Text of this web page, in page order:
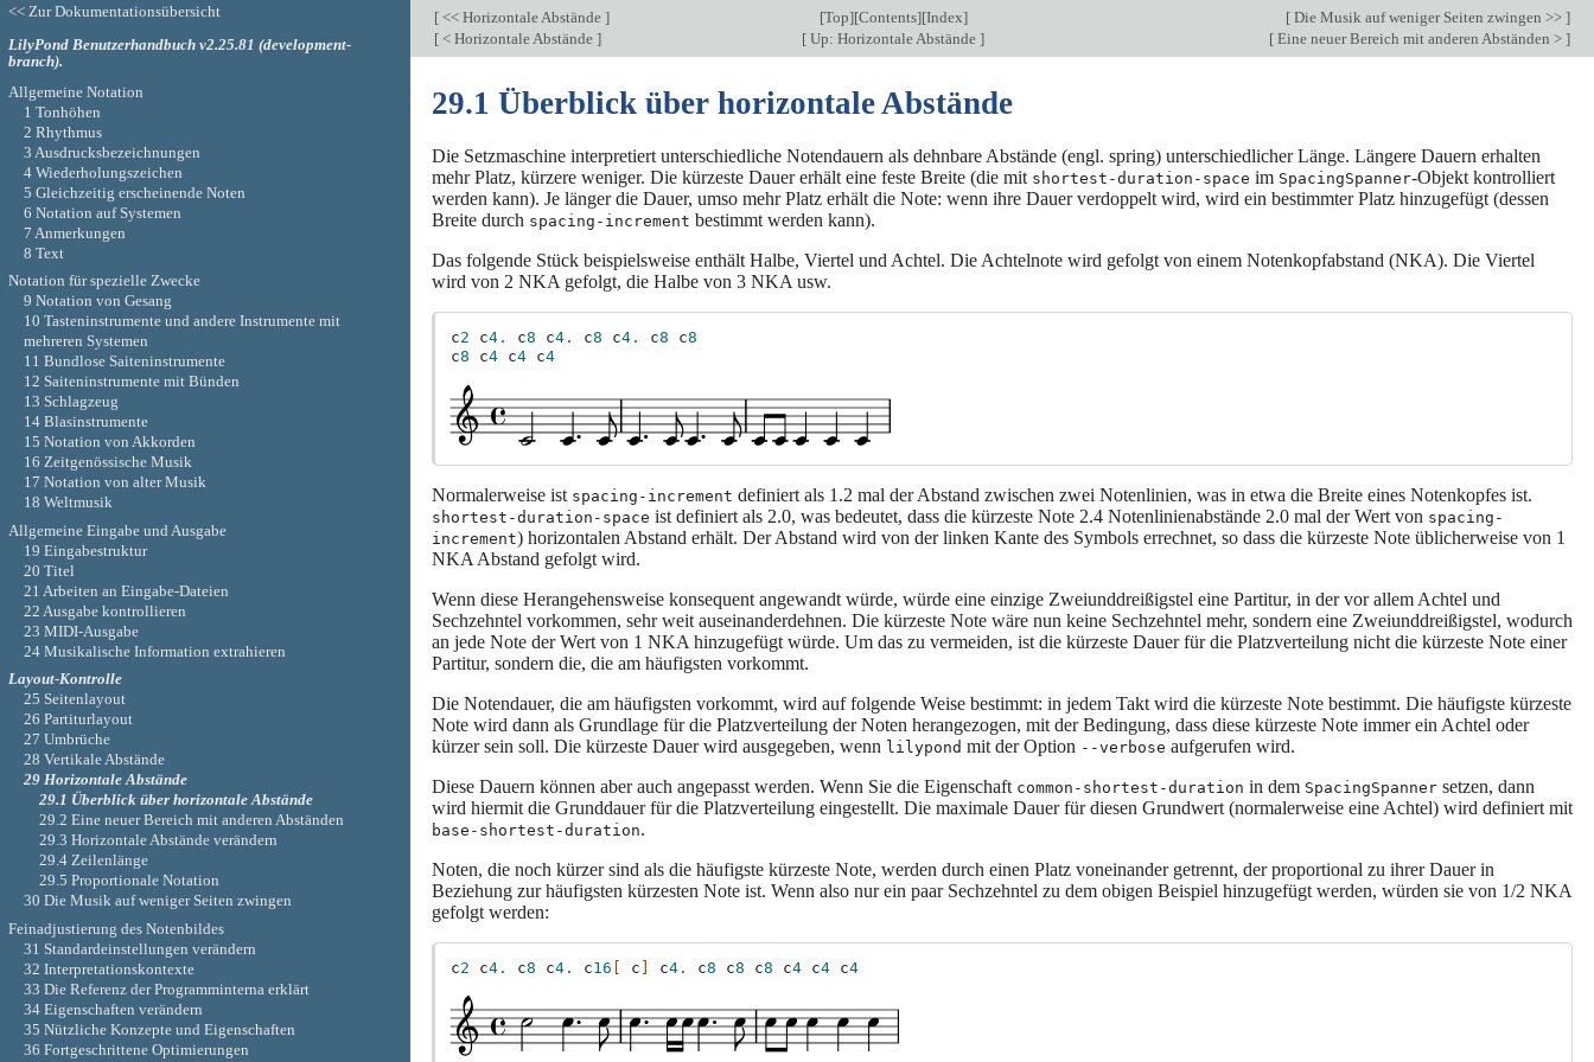
[ << Horizontale Abstände ] [Top][Contents][Index] [ Die Musik auf weniger Seiten zwingen >> ]
[ < Horizontale Abstände ] [ Up: Horizontale Abstände ] [ Eine neuer Bereich mit anderen Abständen > ]
29.1 Überblick über horizontale Abstände
Die Setzmaschine interpretiert unterschiedliche Notendauern als dehnbare Abstände (engl. spring) unterschiedlicher Länge. Längere Dauern erhalten
mehr Platz, kürzere weniger. Die kürzeste Dauer erhält eine feste Breite (die mit shortest-duration-space im SpacingSpanner-Objekt kontrolliert
werden kann). Je länger die Dauer, umso mehr Platz erhält die Note: wenn ihre Dauer verdoppelt wird, wird ein bestimmter Platz hinzugefügt (dessen
Breite durch spacing-increment bestimmt werden kann).
Das folgende Stück beispielsweise enthält Halbe, Viertel und Achtel. Die Achtelnote wird gefolgt von einem Notenkopfabstand (NKA). Die Viertel
wird von 2 NKA gefolgt, die Halbe von 3 NKA usw.
c2 c4. c8 c4. c8 c4. c8 c8
c8 c4 c4 c4
Normalerweise ist spacing-increment definiert als 1.2 mal der Abstand zwischen zwei Notenlinien, was in etwa die Breite eines Notenkopfes ist.
shortest-duration-space ist definiert als 2.0, was bedeutet, dass die kürzeste Note 2.4 Notenlinienabstände 2.0 mal der Wert von spacing-
increment) horizontalen Abstand erhält. Der Abstand wird von der linken Kante des Symbols errechnet, so dass die kürzeste Note üblicherweise von 1
NKA Abstand gefolgt wird.
Wenn diese Herangehensweise konsequent angewandt würde, würde eine einzige Zweiunddreißigstel eine Partitur, in der vor allem Achtel und
Sechzehntel vorkommen, sehr weit auseinanderdehnen. Die kürzeste Note wäre nun keine Sechzehntel mehr, sondern eine Zweiunddreißigstel, wodurch
an jede Note der Wert von 1 NKA hinzugefügt würde. Um das zu vermeiden, ist die kürzeste Dauer für die Platzverteilung nicht die kürzeste Note einer
Partitur, sondern die, die am häufigsten vorkommt.
Die Notendauer, die am häufigsten vorkommt, wird auf folgende Weise bestimmt: in jedem Takt wird die kürzeste Note bestimmt. Die häufigste kürzeste
Note wird dann als Grundlage für die Platzverteilung der Noten herangezogen, mit der Bedingung, dass diese kürzeste Note immer ein Achtel oder
kürzer sein soll. Die kürzeste Dauer wird ausgegeben, wenn lilypond mit der Option --verbose aufgerufen wird.
Diese Dauern können aber auch angepasst werden. Wenn Sie die Eigenschaft common-shortest-duration in dem SpacingSpanner setzen, dann
wird hiermit die Grunddauer für die Platzverteilung eingestellt. Die maximale Dauer für diesen Grundwert (normalerweise eine Achtel) wird definiert mit
base-shortest-duration.
Noten, die noch kürzer sind als die häufigste kürzeste Note, werden durch einen Platz voneinander getrennt, der proportional zu ihrer Dauer in
Beziehung zur häufigsten kürzesten Note ist. Wenn also nur ein paar Sechzehntel zu dem obigen Beispiel hinzugefügt werden, würden sie von 1/2 NKA
gefolgt werden:
c2 c4. c8 c4. c16 c c4. c8 c8 c8 c4 c4 c4
<< Zur Dokumentationsübersicht
LilyPond Benutzerhandbuch v2.25.81 (development-
branch).
Allgemeine Notation
1 Tonhöhen
2 Rhythmus
3 Ausdrucksbezeichnungen
4 Wiederholungszeichen
5 Gleichzeitig erscheinende Noten
6 Notation auf Systemen
7 Anmerkungen
8 Text
Notation für spezielle Zwecke
9 Notation von Gesang
10 Tasteninstrumente und andere Instrumente mit
mehreren Systemen
11 Bundlose Saiteninstrumente
12 Saiteninstrumente mit Bünden
13 Schlagzeug
14 Blasinstrumente
15 Notation von Akkorden
16 Zeitgenössische Musik
17 Notation von alter Musik
18 Weltmusik
Allgemeine Eingabe und Ausgabe
19 Eingabestruktur
20 Titel
21 Arbeiten an Eingabe-Dateien
22 Ausgabe kontrollieren
23 MIDI-Ausgabe
24 Musikalische Information extrahieren
Layout-Kontrolle
25 Seitenlayout
26 Partiturlayout
27 Umbrüche
28 Vertikale Abstände
29 Horizontale Abstände
29.1 Überblick über horizontale Abstände
29.2 Eine neuer Bereich mit anderen Abständen
29.3 Horizontale Abstände verändern
29.4 Zeilenlänge
29.5 Proportionale Notation
30 Die Musik auf weniger Seiten zwingen
Feinadjustierung des Notenbildes
31 Standardeinstellungen verändern
32 Interpretationskontexte
33 Die Referenz der Programminterna erklärt
34 Eigenschaften verändern
35 Nützliche Konzepte und Eigenschaften
36 Fortgeschrittene Optimierungen